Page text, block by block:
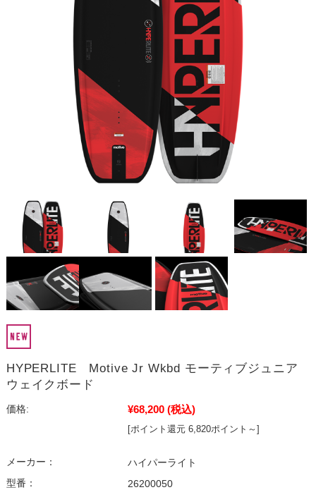
HYPERLITE Motive Jr Wkbd モーティブジュニア
ウェイクボード
価格: ¥68,200 (税込)
[ポイント還元 6,820ポイント～]
メーカー：
ハイパーライト
型番：
26200050